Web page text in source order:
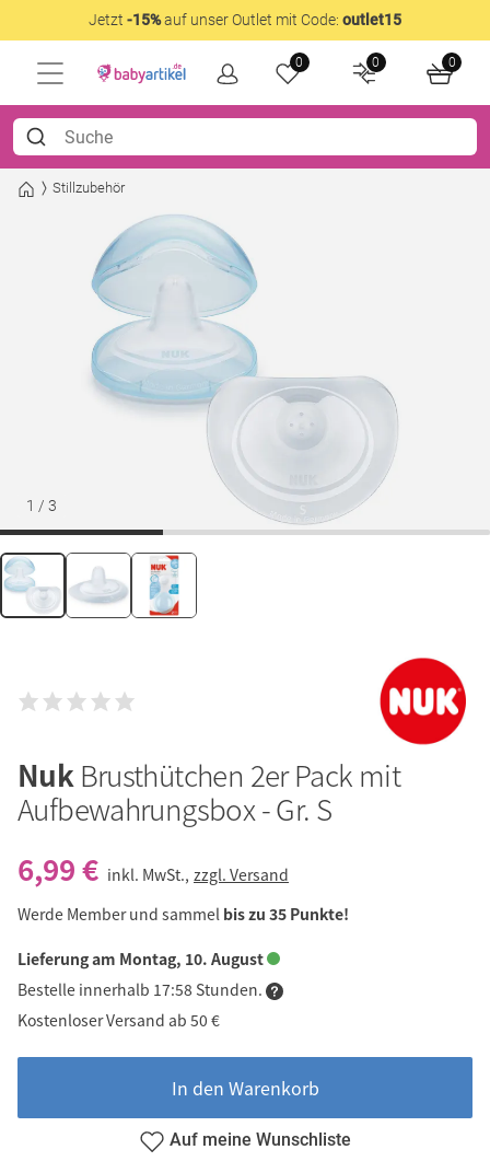
Jetzt -15%auf unser Outlet mit Code: outlet15
0 0 0
Stillzubehör
1 / 3
NukBrusthütchen 2er Pack mit
Aufbewahrungsbox - Gr. S
6,99 € inkl. MwSt., zzgl. Versand
Werde Member und sammel bis zu 35 Punkte!
Lieferung am Montag, 10. August
Bestelle innerhalb 17:58 Stunden.
Kostenloser Versand ab 50 €
In den Warenkorb
Auf meine Wunschliste